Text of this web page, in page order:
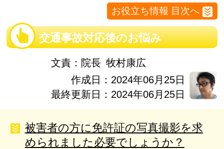
お役立ち情報 目次へ
交通事故対応後のお悩み
文責： 院長 牧村康広
作成日：2024年06月25日
最終更新日：2024年06月25日
被害者の方に免許証の写真撮影を求
められました必要でしょうか？